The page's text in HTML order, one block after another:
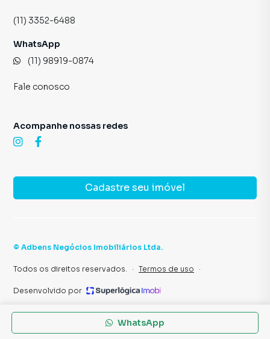
WhatsApp
(11) 3352-6488
WhatsApp
(11) 98919-0874
Fale conosco
Cadastre seu imóvel
Acompanhe nossas redes
© Adbens Negócios Imobiliários Ltda.
Todos os direitos reservados. · Termos de uso ·
Desenvolvido por